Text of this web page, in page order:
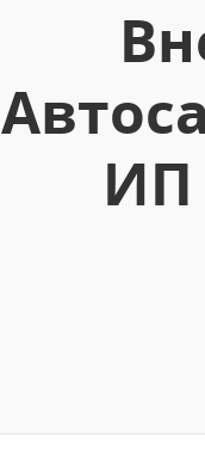
ИП